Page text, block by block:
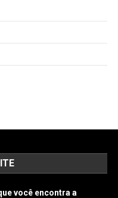
você encontra a